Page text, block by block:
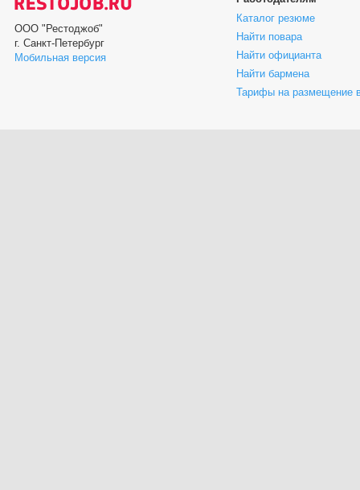
ООО "Рестоджоб"
г. Санкт-Петербург
Мобильная версия
Каталог резюме
Найти повара
Найти официанта
Найти бармена
Тарифы на размещение